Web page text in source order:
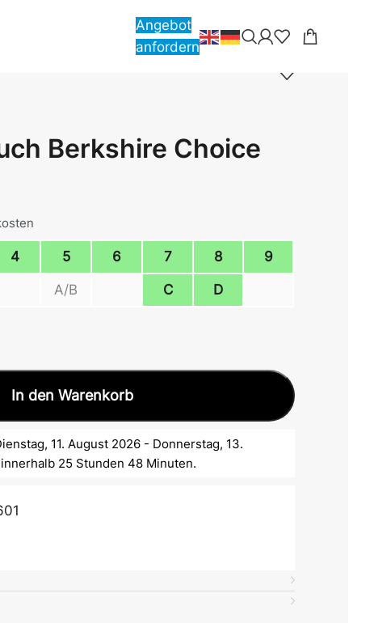
Angebot
anfordern
Berkshire Choice
4 5 6 7 8 9
A/B C D
In den Warenkorb
11. August 2026 - Donnerstag, 13.
25 Stunden 48 Minuten.